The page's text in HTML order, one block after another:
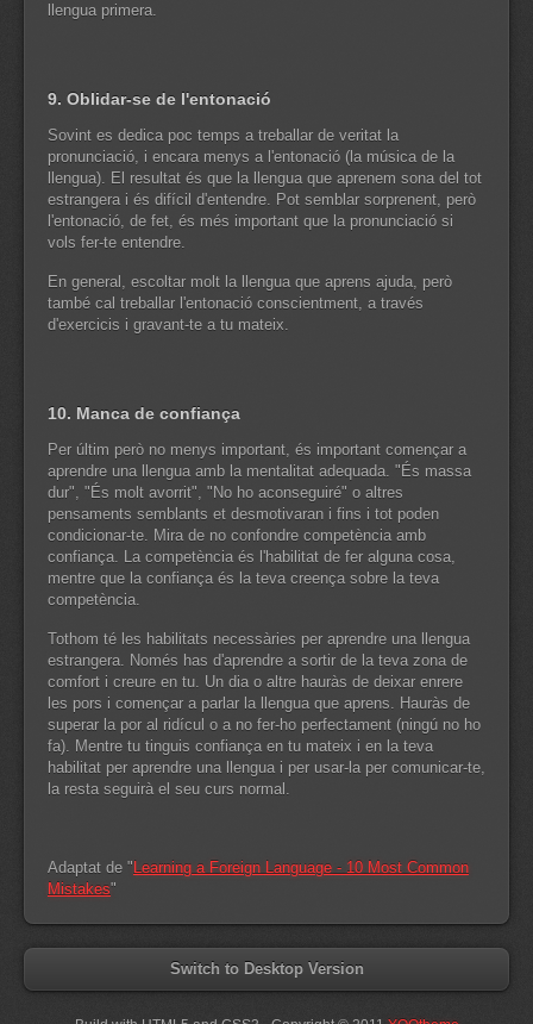
llengua primera.
9. Oblidar-se de l'entonació
Sovint es dedica poc temps a treballar de veritat la
pronunciació, i encara menys a l'entonació (la música de la
llengua). El resultat és que la llengua que aprenem sona del tot
estrangera i és difícil d'entendre. Pot semblar sorprenent, però
l'entonació, de fet, és més important que la pronunciació si
vols fer-te entendre.
En general, escoltar molt la llengua que aprens ajuda, però
també cal treballar l'entonació conscientment, a través
d'exercicis i gravant-te a tu mateix.
10. Manca de confiança
Per últim però no menys important, és important començar a
aprendre una llengua amb la mentalitat adequada. "És massa
dur", "És molt avorrit", "No ho aconseguiré" o altres
pensaments semblants et desmotivaran i fins i tot poden
condicionar-te. Mira de no confondre competència amb
confiança. La competència és l'habilitat de fer alguna cosa,
mentre que la confiança és la teva creença sobre la teva
competència.
Tothom té les habilitats necessàries per aprendre una llengua
estrangera. Només has d'aprendre a sortir de la teva zona de
comfort i creure en tu. Un dia o altre hauràs de deixar enrere
les pors i començar a parlar la llengua que aprens. Hauràs de
superar la por al ridícul o a no fer-ho perfectament (ningú no ho
fa). Mentre tu tinguis confiança en tu mateix i en la teva
habilitat per aprendre una llengua i per usar-la per comunicar-te,
la resta seguirà el seu curs normal.
Adaptat de " Learning a Foreign Language - 10 Most Common
Mistakes"
Switch to Desktop Version